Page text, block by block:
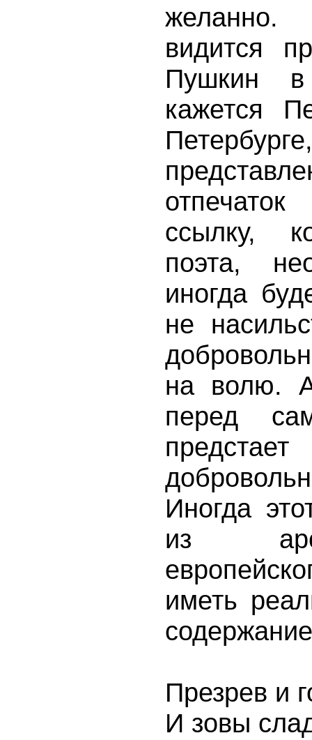
видится
Пушкин в
кажется
ссылку,
поэта,
иногда
не
на волю.
перед
Иногда
из
иметь
Презрев и
И зовы